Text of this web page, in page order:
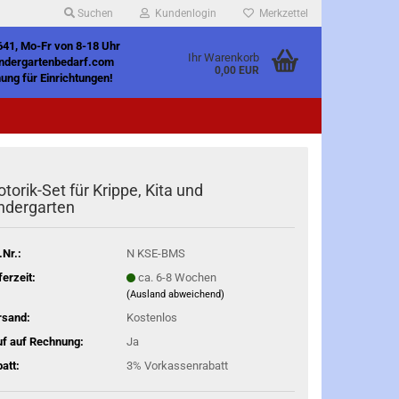
Suchen Kundenlogin Merkzettel
Mo-Fr von 8-18 Uhr
für Einrichtungen!
Ihr Warenkorb
0,00 EUR
Set für Krippe, Kita und
N KSE-BMS
ca. 6-8 Wochen
(Ausland abweichend)
Kostenlos
auf Rechnung:
Ja
3% Vorkassenrabatt